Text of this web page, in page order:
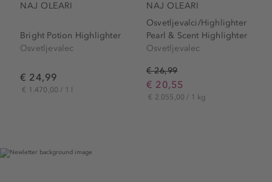
NAJ OLEARI
Bright Potion Highlighter
Osvetljevalec
€ 24,99
€ 1.470,00 / 1 l
NAJ OLEARI
Osvetljevalci/Highlighter
Pearl & Scent Highlighter
Osvetljevalec
€ 26,99
€ 20,55
€ 2.055,00 / 1 kg